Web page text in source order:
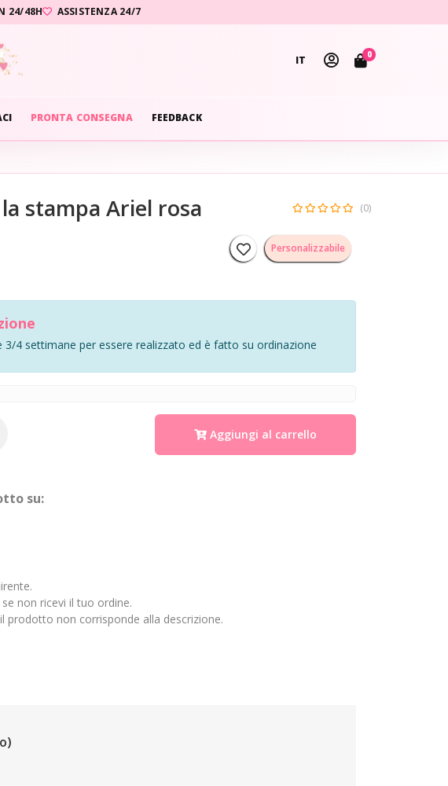
24/48H ASSISTENZA 24/7
IT 0
PRONTA CONSEGNA FEEDBACK
stampa Ariel rosa (0)
Personalizzabile
4 settimane per essere realizzato ed è fatto su ordinazione
Aggiungi al carrello
su:
non ricevi il tuo ordine.
prodotto non corrisponde alla descrizione.